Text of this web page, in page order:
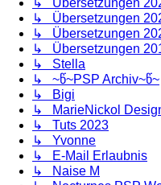
↳ Übersetzungen
↳ Übersetzungen
↳ Übersetzungen
↳ Übersetzungen
↳ Stella
↳ ~წ~PSP Archiv~წ~
↳ Bigi
↳ MarieNickol
↳ Tuts 2023
↳ Yvonne
↳ E-Mail Erlaubnis
↳ Naise M